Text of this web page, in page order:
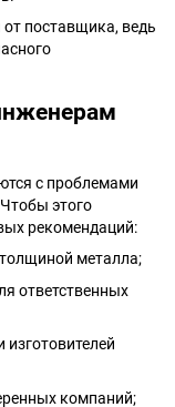
поставщика, ведь
с проблемами
этого
рекомендаций:
металла;
ответственных
компаний;